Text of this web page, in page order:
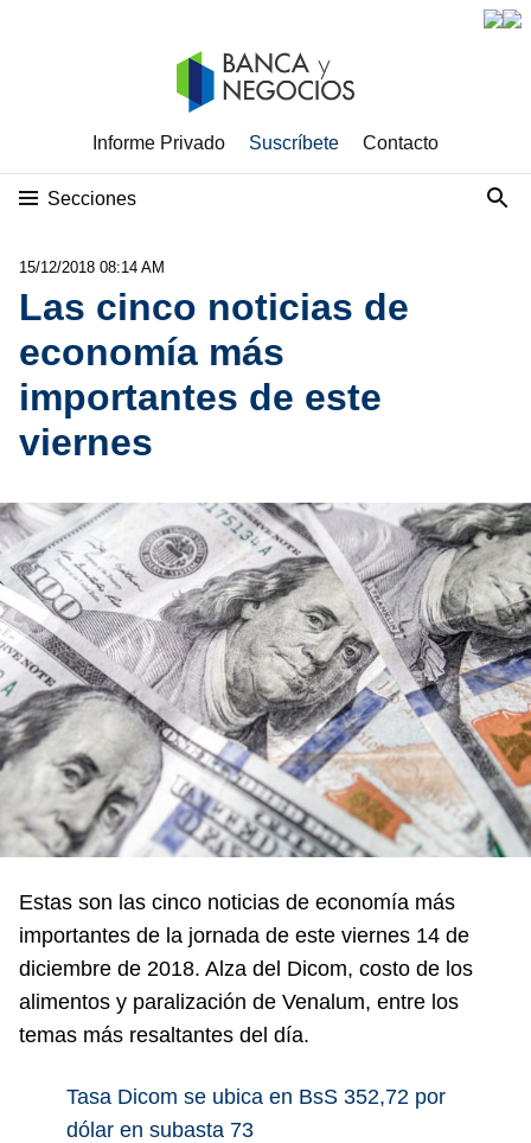
Informe Privado Suscríbete Contacto
Secciones
15/12/2018 08:14 AM
Las cinco noticias de
economía más
importantes de este
viernes
Estas son las cinco noticias de economía más
importantes de la jornada de este viernes 14 de
diciembre de 2018. Alza del Dicom, costo de los
alimentos y paralización de Venalum, entre los
temas más resaltantes del día.
Tasa Dicom se ubica en BsS 352,72 por
dólar en subasta 73